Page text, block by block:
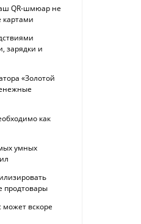
QR-шмюар не
картами
зарядки и
«Золотой
как
умных
продтовары
вскоре